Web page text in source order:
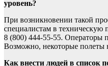
уровень?
При возникновении такой
специалистам в техническую
8 (800) 444-55-55. Операторы
Возможно, некоторые полеты
Как внести людей в список